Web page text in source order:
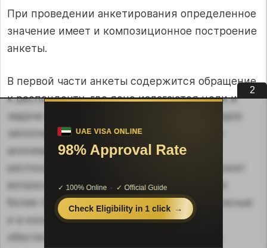
При проведении анкетирования определенное
значение имеет и композиционное построение
анкеты.
В первой части анкеты содержится обращение
к респонденту, где ясно излагаются цели и
задачи исследования, объясняется порядок
заполнения анкеты. Если анкетирование
анонимное, то об этом сообщается
респонденту. Вторая часть анкеты содержит
вопросы. Причем в начале располагаются
более простые вопросы, затем более сложные
и в конце опять легкие вопросы. Это
обеспечивает лучшую восприимчивость.
1